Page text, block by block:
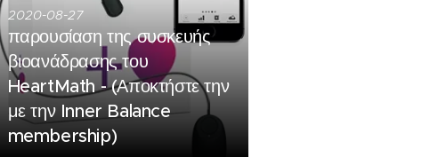
2020-08-27
παρουσίαση της συσκευής
βιοανάδρασης του
HeartMath - (Αποκτήστε την
με την Inner Balance
membership)